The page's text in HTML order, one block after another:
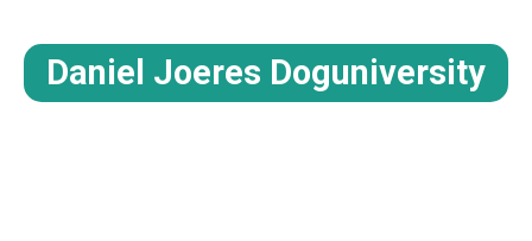
Daniel Joeres Doguniversity